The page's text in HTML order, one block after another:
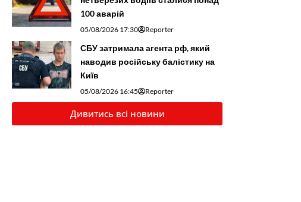
100 аварій
05/08/2026 17:30 Reporter
СБУ затримала агента рф, який
наводив російську балістику на
Київ
05/08/2026 16:45 Reporter
Дивитись всі новини